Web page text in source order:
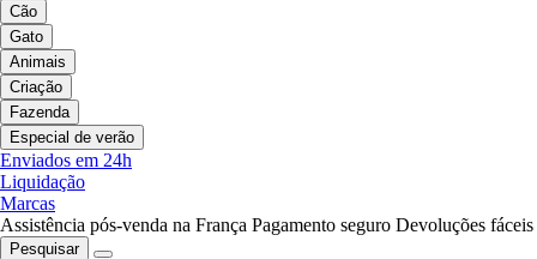
Cão
Gato
Animais
Criação
Fazenda
Especial de verão
Enviados em 24h
Liquidação
Marcas
Assistência pós-venda na França Pagamento seguro Devoluções fáceis
Pesquisar